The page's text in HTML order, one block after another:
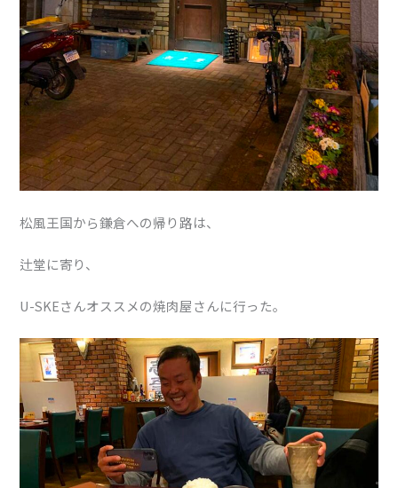
松風王国から鎌倉への帰り路は、
辻堂に寄り、
U-SKEさんオススメの焼肉屋さんに行った。